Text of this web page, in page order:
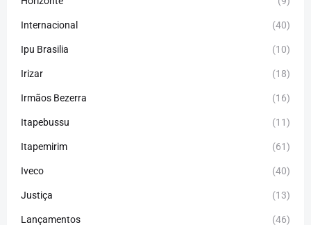
Internacional (40)
Ipu Brasilia (10)
Irizar (18)
Irmãos Bezerra (16)
Itapebussu (11)
Itapemirim (61)
Iveco (40)
Justiça (13)
Lançamentos (46)